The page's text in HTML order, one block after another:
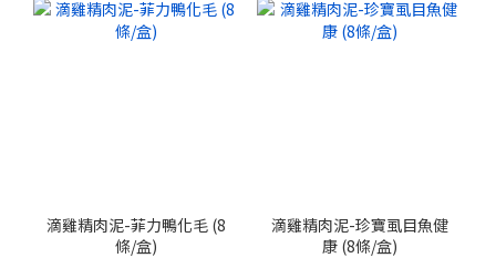
滴雞精肉泥-菲力鴨化毛 (8
條/盒)
滴雞精肉泥-珍寶虱目魚健
康 (8條/盒)